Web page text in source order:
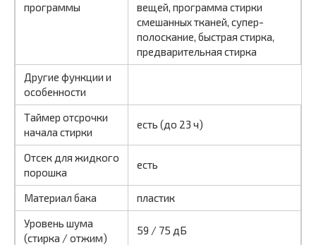
программы
вещей, программа стирки
смешанных тканей, супер-
полоскание, быстрая стирка,
предварительная стирка
Другие функции и
особенности
Таймер отсрочки
начала стирки
есть (до 23 ч)
Отсек для жидкого
порошка
есть
Материал бака
пластик
Уровень шума
(стирка / отжим)
59 / 75 дБ